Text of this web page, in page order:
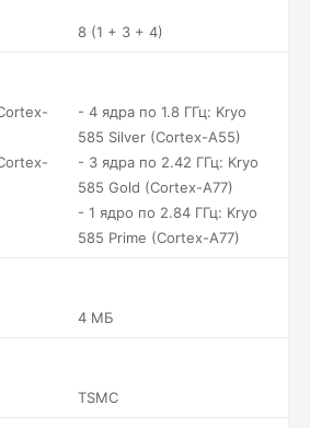
8 (1 + 3 + 4)
- 4 ядра по 1.8 ГГц: Kryo
585 Silver (Cortex-A55)
- 3 ядра по 2.42 ГГц: Kryo
585 Gold (Cortex-A77)
- 1 ядро по 2.84 ГГц: Kryo
585 Prime (Cortex-A77)
4 МБ
TSMC